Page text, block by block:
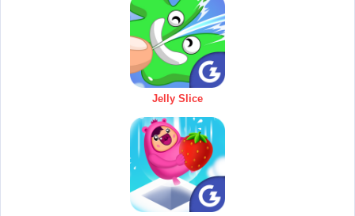
Jelly Slice